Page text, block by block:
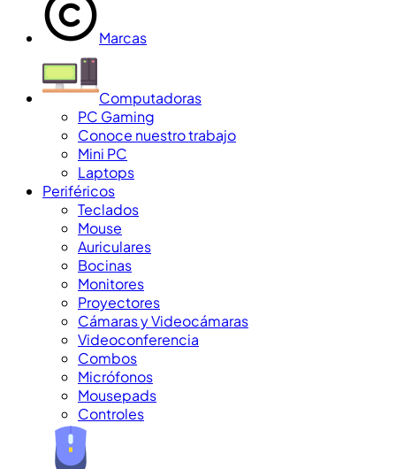
Marcas
Computadoras
PC Gaming
Conoce nuestro trabajo
Mini PC
Laptops
Periféricos
Teclados
Mouse
Auriculares
Bocinas
Monitores
Proyectores
Cámaras y Videocámaras
Videoconferencia
Combos
Micrófonos
Mousepads
Controles